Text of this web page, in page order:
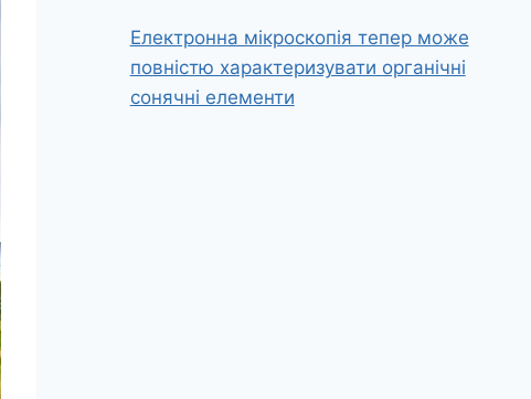
Електронна мікроскопія тепер може
повністю характеризувати органічні
сонячні елементи